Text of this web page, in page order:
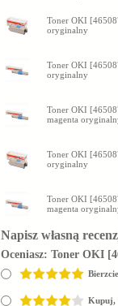
Toner OKI
oryginalny
Toner OKI
oryginalny
Toner OKI
magenta
Toner OKI
oryginalny
Toner OKI
magenta
Napisz własną
Oceniasz: Toner OKI
Kupuj,